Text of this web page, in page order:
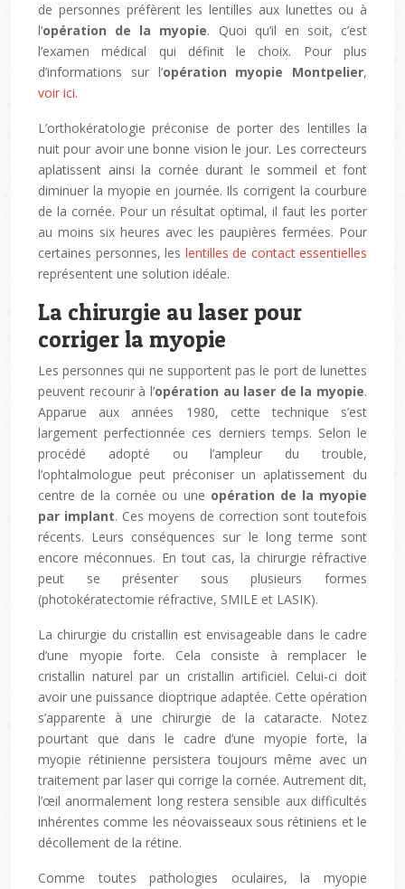
de personnes préfèrent les lentilles aux lunettes ou à
l’opération de la myopie. Quoi qu’il en soit, c’est
l’examen médical qui définit le choix. Pour plus
d’informations sur l’opération myopie Montpelier,
voir ici.
L’orthokératologie préconise de porter des lentilles la
nuit pour avoir une bonne vision le jour. Les correcteurs
aplatissent ainsi la cornée durant le sommeil et font
diminuer la myopie en journée. Ils corrigent la courbure
de la cornée. Pour un résultat optimal, il faut les porter
au moins six heures avec les paupières fermées. Pour
certaines personnes, les lentilles de contact essentielles
représentent une solution idéale.
La chirurgie au laser pour
corriger la myopie
Les personnes qui ne supportent pas le port de lunettes
peuvent recourir à l’opération au laser de la myopie.
Apparue aux années 1980, cette technique s’est
largement perfectionnée ces derniers temps. Selon le
procédé adopté ou l’ampleur du trouble,
l’ophtalmologue peut préconiser un aplatissement du
centre de la cornée ou une opération de la myopie
par implant. Ces moyens de correction sont toutefois
récents. Leurs conséquences sur le long terme sont
encore méconnues. En tout cas, la chirurgie réfractive
peut se présenter sous plusieurs formes
(photokératectomie réfractive, SMILE et LASIK).
La chirurgie du cristallin est envisageable dans le cadre
d’une myopie forte. Cela consiste à remplacer le
cristallin naturel par un cristallin artificiel. Celui-ci doit
avoir une puissance dioptrique adaptée. Cette opération
s’apparente à une chirurgie de la cataracte. Notez
pourtant que dans le cadre d’une myopie forte, la
myopie rétinienne persistera toujours même avec un
traitement par laser qui corrige la cornée. Autrement dit,
l’œil anormalement long restera sensible aux difficultés
inhérentes comme les néovaisseaux sous rétiniens et le
décollement de la rétine.
Comme toutes pathologies oculaires, la myopie